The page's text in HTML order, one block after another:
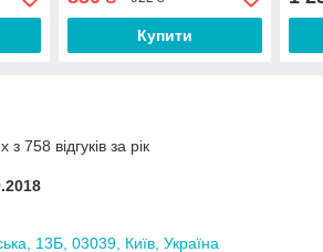
Купити
758 відгуків за рік
13Б, 03039, Київ, Україна